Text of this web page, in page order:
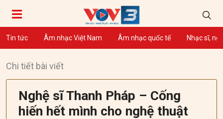
Tin tức Âm nhạc Việt Nam Âm nhạc quốc tế Nhạc sĩ,
Chi tiết bài viết
Nghệ sĩ Thanh Pháp – Cống
hiến hết mình cho nghệ thuật